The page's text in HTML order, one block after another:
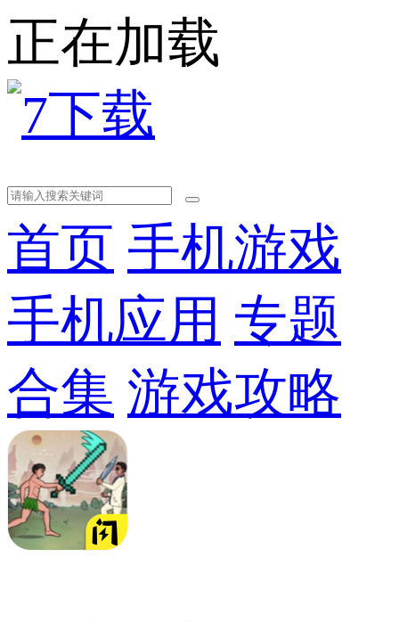
正在加载
首页 手机游戏
手机应用 专题
合集 游戏攻略